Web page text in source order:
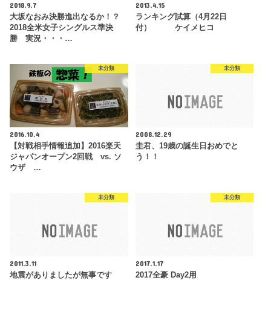
2018.9.7
大坂なおみ決勝進出なるか！？
2018全米女子シングルス準決
勝 実況・・・…
2013.4.15
ランキング試算（4月22日
付） ケイメヒコ
未分類
2016.10.4
【対戦相手情報追加】2016楽天
ジャパンオープン2回戦 vs. ソ
ウザ …
未分類
2008.12.29
圭君、19歳の誕生日おめでと
う！！
未分類
2011.3.11
地震がありましたが無事です
未分類
2017.1.17
2017全豪 Day2用